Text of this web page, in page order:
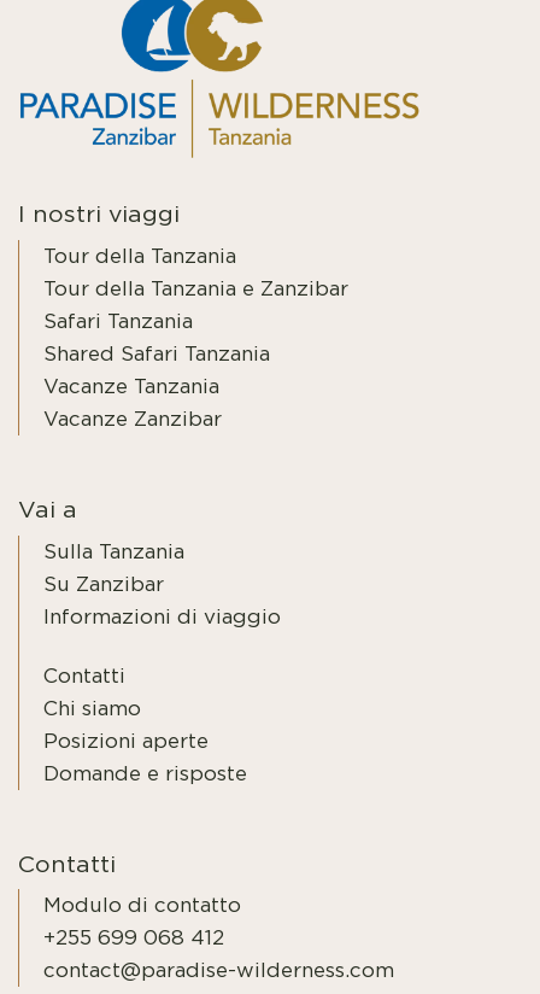
I nostri viaggi
Tour della Tanzania
Tour della Tanzania e Zanzibar
Safari Tanzania
Shared Safari Tanzania
Vacanze Tanzania
Vacanze Zanzibar
Vai a
Sulla Tanzania
Su Zanzibar
Informazioni di viaggio
Contatti
Chi siamo
Posizioni aperte
Domande e risposte
Contatti
Modulo di contatto
+255 699 068 412
contact@paradise-wilderness.com